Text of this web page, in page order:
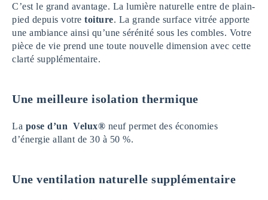
C’est le grand avantage. La lumière naturelle entre de plain-
pied depuis votre toiture. La grande surface vitrée apporte
une ambiance ainsi qu’une sérénité sous les combles. Votre
pièce de vie prend une toute nouvelle dimension avec cette
clarté supplémentaire.
Une meilleure isolation thermique
La pose d’un Velux® neuf permet des économies
d’énergie allant de 30 à 50 %.
Une ventilation naturelle supplémentaire